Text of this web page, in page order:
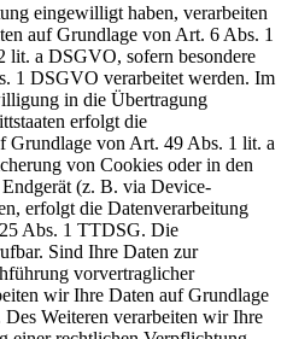
eingewilligt haben, verarbeiten
auf Grundlage von Art. 6 Abs. 1
a DSGVO, sofern besondere
1 DSGVO verarbeitet werden. Im
in die Übertragung
erfolgt die
Grundlage von Art. 49 Abs. 1 lit. a
von Cookies oder in den
(z. B. via Device-
erfolgt die Datenverarbeitung
Abs. 1 TTDSG. Die
Sind Ihre Daten zur
vorvertraglicher
wir Ihre Daten auf Grundlage
Weiteren verarbeiten wir Ihre